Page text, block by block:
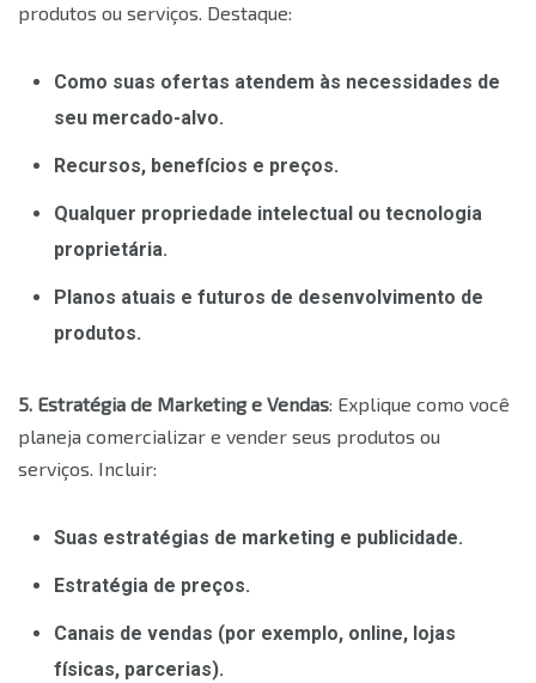
produtos ou serviços. Destaque:
Como suas ofertas atendem às necessidades de
seu mercado-alvo.
Recursos, benefícios e preços.
Qualquer propriedade intelectual ou tecnologia
proprietária.
Planos atuais e futuros de desenvolvimento de
produtos.
5. Estratégia de Marketing e Vendas: Explique como você
planeja comercializar e vender seus produtos ou
serviços. Incluir:
Suas estratégias de marketing e publicidade.
Estratégia de preços.
Canais de vendas (por exemplo, online, lojas
físicas, parcerias).